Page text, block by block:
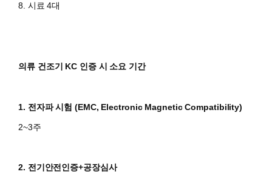
8. 시료 4대
의류 건조기 KC 인증 시 소요 기간
1. 전자파 시험 (EMC, Electronic Magnetic Compatibility)
2~3주
2. 전기안전인증+공장심사